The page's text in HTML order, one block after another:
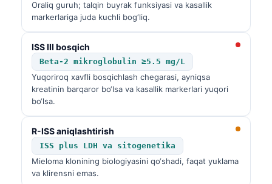
Oraliq guruh; talqin buyrak funksiyasi va kasallik
markerlariga juda kuchli bog‘liq.
ISS III bosqich
Beta-2 mikroglobulin ≥5.5 mg/L
Yuqoriroq xavfli bosqichlash chegarasi, ayniqsa
kreatinin barqaror bo‘lsa va kasallik markerlari yuqori
bo‘lsa.
R-ISS aniqlashtirish
ISS plus LDH va sitogenetika
Mieloma klonining biologiyasini qo‘shadi, faqat yuklama
va klirensni emas.
Bahasa Melayu
Tiếng Việt
Tagalog
ไทย
ဗမာစာ
ភាសាខ្មែរ
Kiswahili
Українська